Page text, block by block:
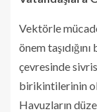
Vektörle
önem
çevresinde
birikintilerinin
Havuzların